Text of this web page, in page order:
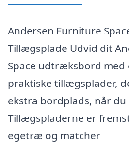
Andersen Furniture
Tillægsplade Udvid dit
Space udtræksbord med
praktiske tillægsplader,
ekstra bordplads, når
Tillægspladerne er
egetræ og matcher